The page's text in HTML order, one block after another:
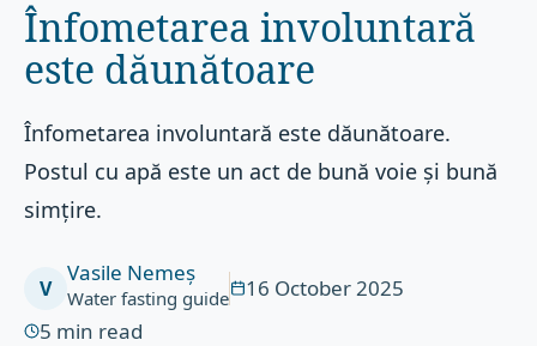
Înfometarea involuntară
este dăunătoare
Înfometarea involuntară este dăunătoare.
Postul cu apă este un act de bună voie și bună
simțire.
V
Vasile Nemeș
Water fasting guide
16 October 2025
5 min read